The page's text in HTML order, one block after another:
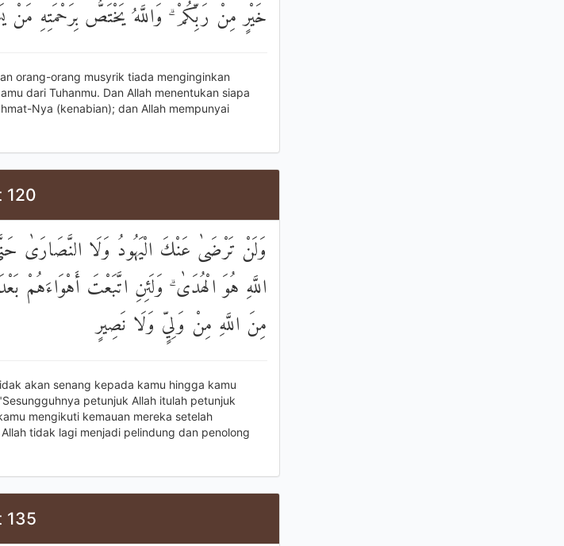
خَيْرٍ مِنْ رَبِّكُمْ ۗ وَاللَّهُ يَخْتَصُّ بِرَحْمَتِهِ مَنْ
orang-orang musyrik tiada menginginkan
dari Tuhanmu. Dan Allah menentukan siapa
Nya (kenabian); dan Allah mempunyai
120
وَلَنْ تَرْضَىٰ عَنْكَ الْيَهُودُ وَلَا النَّصَارَىٰ
اللَّهِ هُوَ الْهُدَىٰ ۗ وَلَئِنِ اتَّبَعْتَ أَهْوَاءَهُمْ
مِنَ اللَّهِ مِنْ وَلِيٍّ وَلَا نَصِيرٍ
akan senang kepada kamu hingga kamu
petunjuk Allah itulah petunjuk
mengikuti kemauan mereka setelah
tidak lagi menjadi pelindung dan penolong
135